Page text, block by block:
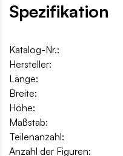
Spezifikation
Katalog-Nr.:
Hersteller:
Länge:
Breite:
Höhe:
Maßstab:
Teilenanzahl:
Anzahl der Figuren: